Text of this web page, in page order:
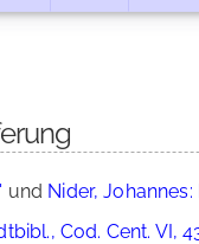
und Nider,
Cod. Cent. VI,